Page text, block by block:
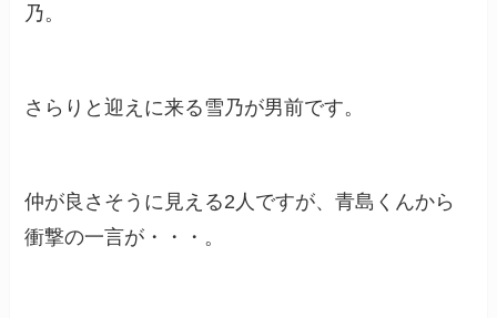
乃。
さらりと迎えに来る雪乃が男前です。
仲が良さそうに見える2人ですが、青島くんから
衝撃の一言が・・・。